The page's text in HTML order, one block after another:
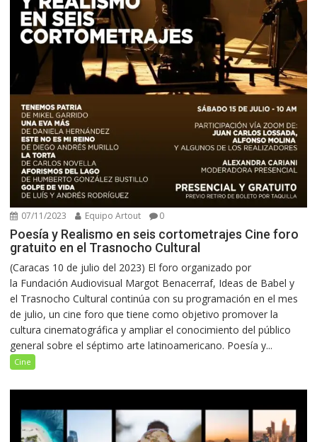
07/11/2023 Equipo Artout 0
Poesía y Realismo en seis cortometrajes Cine foro
gratuito en el Trasnocho Cultural
(Caracas 10 de julio del 2023) El foro organizado por
la Fundación Audiovisual Margot Benacerraf, Ideas de Babel y
el Trasnocho Cultural continúa con su programación en el mes
de julio, un cine foro que tiene como objetivo promover la
cultura cinematográfica y ampliar el conocimiento del público
general sobre el séptimo arte latinoamericano. Poesía y...
Cine